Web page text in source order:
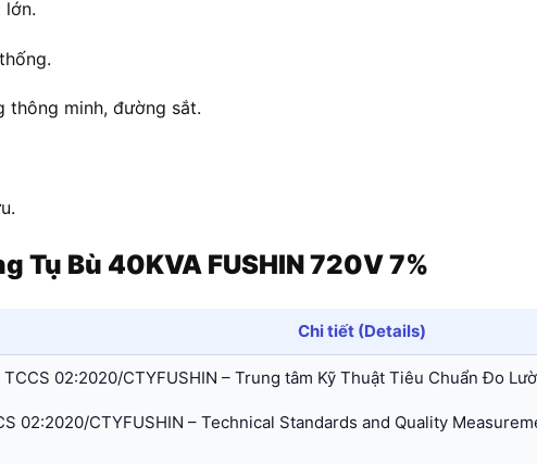
lớn.
thông minh, đường sắt.
Tụ Bù 40KVA FUSHIN 720V 7%
Chi tiết (Details)
TCCS 02:2020/CTYFUSHIN – Trung tâm Kỹ Thuật Tiêu Chuẩn Đo
02:2020/CTYFUSHIN – Technical Standards and Quality